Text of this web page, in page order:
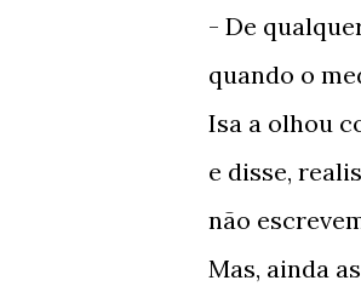
- De
quando o
Isa a olhou
e disse,
não
Mas, ainda